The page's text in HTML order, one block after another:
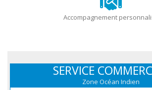
Accompagnement
SERVICE
Zone Océan Indien